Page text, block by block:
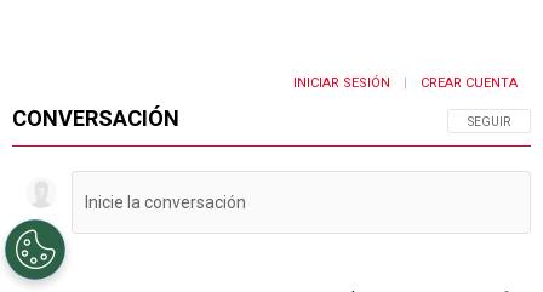
CONVERSACIÓN SIGA ESTA
SEGUIR
INICIAR SESIÓN CREAR CUENTA